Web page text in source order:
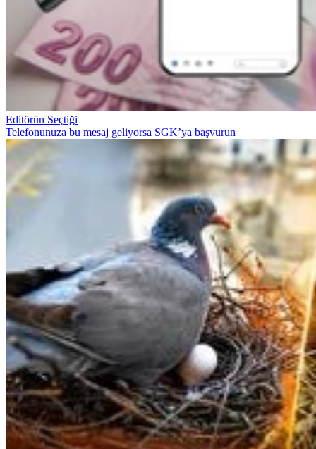
Editörün Seçtiği
Telefonunuza bu mesaj geliyorsa SGK’ya başvurun